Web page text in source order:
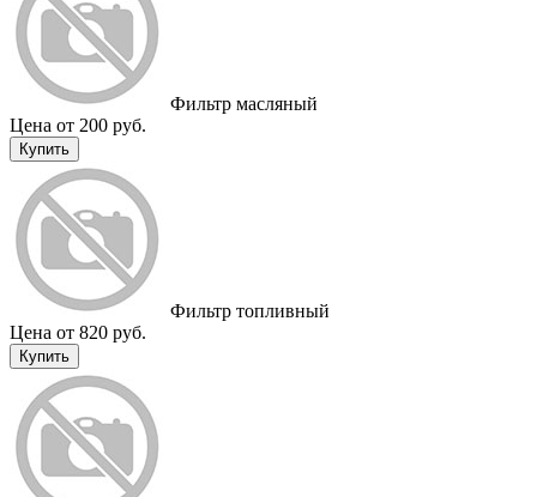
Фильтр масляный
Цена от 200 руб.
Купить
Фильтр топливный
Цена от 820 руб.
Купить